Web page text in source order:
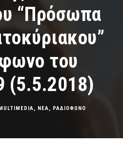
“Πρόσωπα
του
(5.5.2018)
, ΝΕΑ, ΡΑΔΙΟΦΩΝΟ